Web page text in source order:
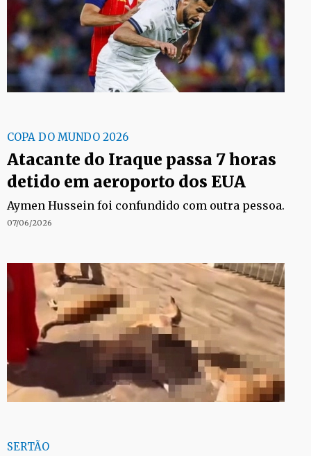
COPA DO MUNDO 2026
Atacante do Iraque passa 7 horas
detido em aeroporto dos EUA
Aymen Hussein foi confundido com outra pessoa.
07/06/2026
SERTÃO